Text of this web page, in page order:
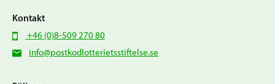
Kontakt
+46 (0)8-509 270 80
info@postkodlotterietsstiftelse.se